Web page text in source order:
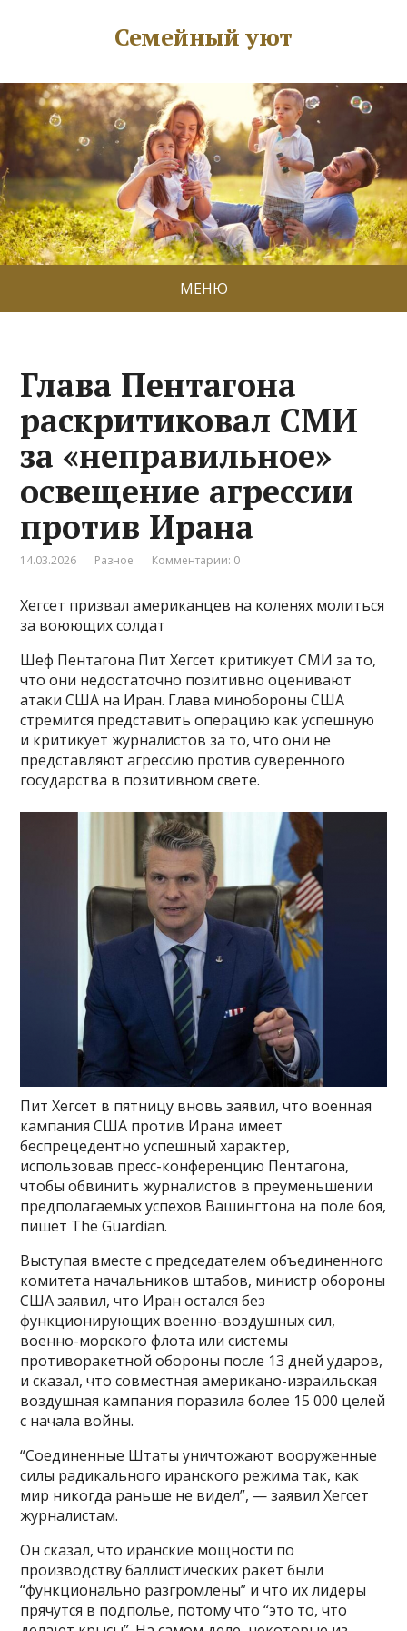
Семейный уют
МЕНЮ
Глава Пентагона
раскритиковал СМИ
за «неправильное»
освещение агрессии
против Ирана
14.03.2026 Разное Комментарии: 0
Хегсет призвал американцев на коленях молиться
за воюющих солдат
Шеф Пентагона Пит Хегсет критикует СМИ за то,
что они недостаточно позитивно оценивают
атаки США на Иран. Глава минобороны США
стремится представить операцию как успешную
и критикует журналистов за то, что они не
представляют агрессию против суверенного
государства в позитивном свете.
Пит Хегсет в пятницу вновь заявил, что военная
кампания США против Ирана имеет
беспрецедентно успешный характер,
использовав пресс-конференцию Пентагона,
чтобы обвинить журналистов в преуменьшении
предполагаемых успехов Вашингтона на поле боя,
пишет The Guardian.
Выступая вместе с председателем объединенного
комитета начальников штабов, министр обороны
США заявил, что Иран остался без
функционирующих военно-воздушных сил,
военно-морского флота или системы
противоракетной обороны после 13 дней ударов,
и сказал, что совместная американо-израильская
воздушная кампания поразила более 15 000 целей
с начала войны.
“Соединенные Штаты уничтожают вооруженные
силы радикального иранского режима так, как
мир никогда раньше не видел”, — заявил Хегсет
журналистам.
Он сказал, что иранские мощности по
производству баллистических ракет были
“функционально разгромлены” и что их лидеры
прячутся в подполье, потому что “это то, что